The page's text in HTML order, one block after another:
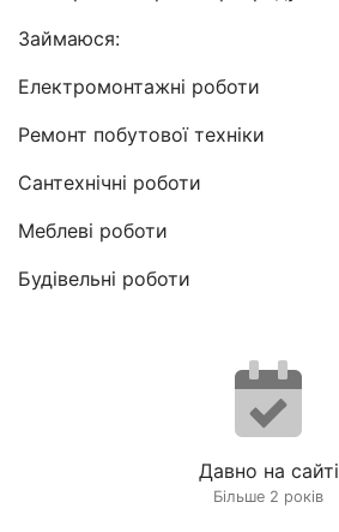
Займаюся:
Електромонтажні роботи
Ремонт побутової техніки
Сантехнічні роботи
Меблеві роботи
Будівельні роботи
Давно на сайті
Більше 2 років